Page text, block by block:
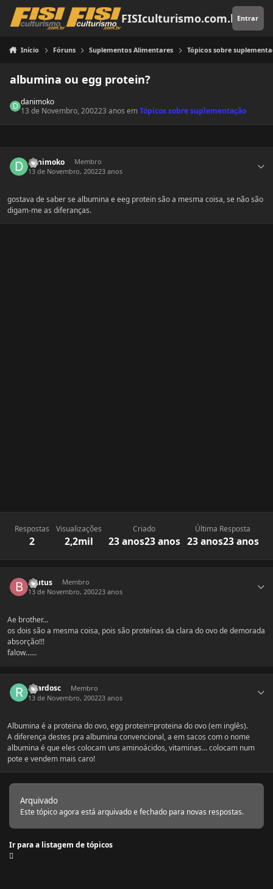
Pular para o conteúdo
FISIculturismo.com.brEntrar
Início Fóruns Suplementos Alimentares Tópicos sobre
albumina ou egg protein?
danimoko
13 de Novembro, 200223 anos emTópicos sobre suplementação
danimoko
Membro
13 de Novembro, 200223 anos
gostava de saber se albumina e eeg protein são a mesma coisa, se não são
digam-me as diferanças.
Respostas
2
Visualizações
2,2mil
Criado
23 anos23 anos
Última Resposta
23 anos23 anos
brutus
Membro
13 de Novembro, 200223 anos
Ae brother...
os dois são a mesma coisa, pois são proteínas da clara do ovo de demorada
absorção!!!
falow......
ricardosc
Membro
13 de Novembro, 200223 anos
Albumina é a proteina do ovo, egg protein=proteina do ovo (em inglês).
A diferença destes pra albumina convencional, a em sacos com o nome
albumina é que eles colocam uns aminoácidos, vitaminas... colocam num
pote e vendem mais caro!
Arquivado
Este tópico agora está arquivado e fechado para novas respostas.
Ir para a listagem de tópicos